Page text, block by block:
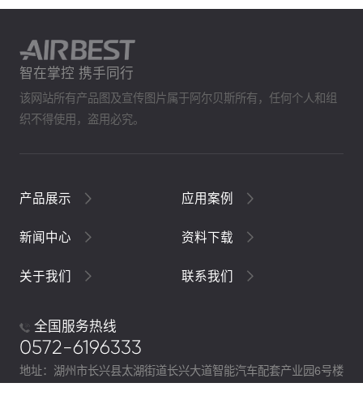
智在掌控 携手同行
该网站所有产品图及宣传图片属于阿尔贝斯所有，任何个人和组
织不得使用，盗用必究。
产品展示 应用案例
新闻中心 资料下载
关于我们 联系我们
全国服务热线
0572-6196333
地址：湖州市长兴县太湖街道长兴大道智能汽车配套产业园6号楼